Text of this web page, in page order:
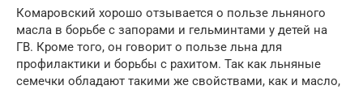
Комаровский хорошо отзывается о пользе льняного
масла в борьбе с запорами и гельминтами у детей на
ГВ. Кроме того, он говорит о пользе льна для
профилактики и борьбы с рахитом. Так как льняные
семечки обладают такими же свойствами, как и масло,